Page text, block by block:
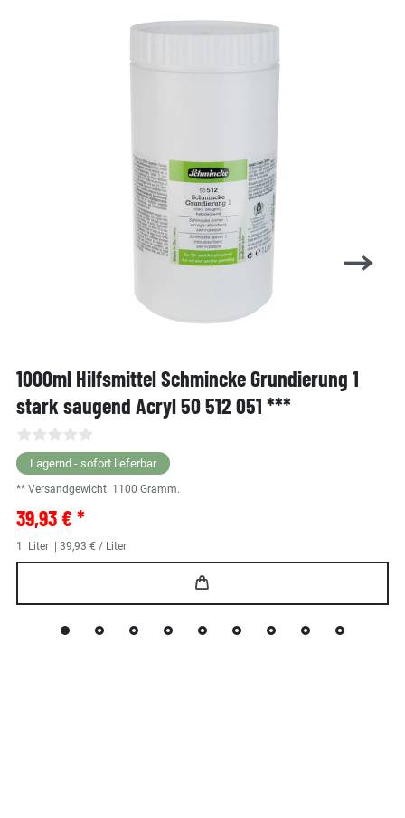
1000ml Hilfsmittel Schmincke Grundierung 1
stark saugend Acryl 50 512 051 ***
Lagernd - sofort lieferbar
** Versandgewicht: 1100 Gramm.
39,93 € *
1 Liter | 39,93 € / Liter